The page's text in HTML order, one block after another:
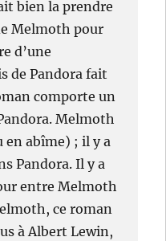
bien la prendre
Melmoth pour
d’une
de Pandora fait
comporte un
Melmoth
abîme) ; il y a
Pandora. Il y a
entre Melmoth
ce roman
à Albert Lewin,